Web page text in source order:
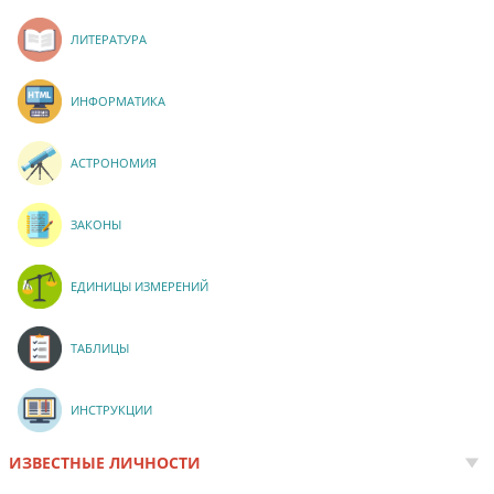
ЛИТЕРАТУРА
ИНФОРМАТИКА
АСТРОНОМИЯ
ЗАКОНЫ
ЕДИНИЦЫ ИЗМЕРЕНИЙ
ТАБЛИЦЫ
ИНСТРУКЦИИ
ИЗВЕСТНЫЕ ЛИЧНОСТИ